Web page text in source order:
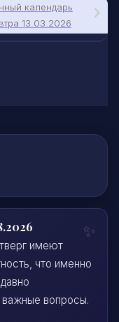
календарь
13.03.2026
имеют
что именно
важные вопросы.